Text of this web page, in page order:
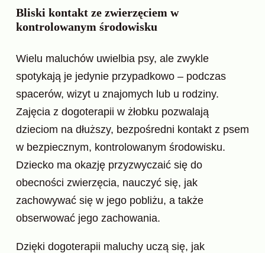
Bliski kontakt ze zwierzęciem w
kontrolowanym środowisku
Wielu maluchów uwielbia psy, ale zwykle
spotykają je jedynie przypadkowo – podczas
spacerów, wizyt u znajomych lub u rodziny.
Zajęcia z dogoterapii w żłobku pozwalają
dzieciom na dłuższy, bezpośredni kontakt z psem
w bezpiecznym, kontrolowanym środowisku.
Dziecko ma okazję przyzwyczaić się do
obecności zwierzęcia, nauczyć się, jak
zachowywać się w jego pobliżu, a także
obserwować jego zachowania.
Dzięki dogoterapii maluchy uczą się, jak